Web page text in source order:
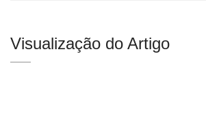
Visualização do Artigo